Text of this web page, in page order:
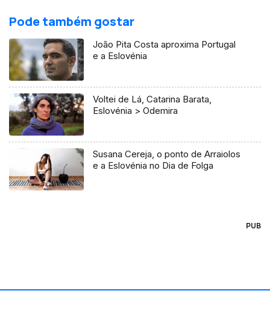
Pode também gostar
João Pita Costa aproxima Portugal
e a Eslovénia
Voltei de Lá, Catarina Barata,
Eslovénia > Odemira
Susana Cereja, o ponto de Arraiolos
e a Eslovénia no Dia de Folga
PUB